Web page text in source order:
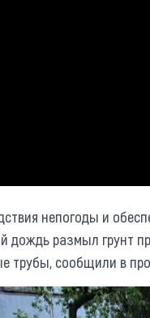
непогоды и
дождь размыл грунт
трубы, сообщили в